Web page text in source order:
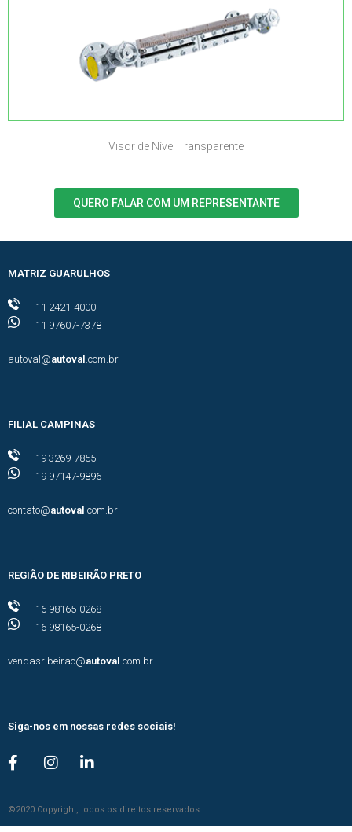
Visor de Nível Transparente
QUERO FALAR COM UM REPRESENTANTE
MATRIZ GUARULHOS
11 2421-4000
11 97607-7378
autoval@autoval .com.br
FILIAL CAMPINAS
19 3269-7855
19 97147-9896
contato@autoval .com.br
REGIÃO DE RIBEIRÃO PRETO
16 98165-0268
16 98165-0268
vendasribeirao@autoval .com.br
Siga-nos em nossas redes sociais!
©2020 Copyright, todos os direitos reservados.